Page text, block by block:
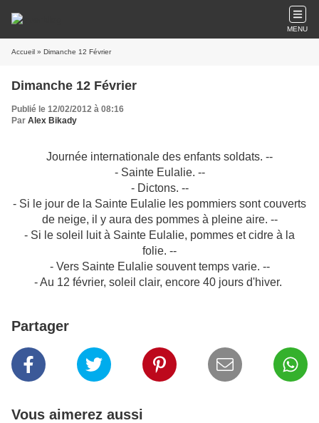
MENU
Accueil » Dimanche 12 Février
Dimanche 12 Février
Publié le 12/02/2012 à 08:16
Par Alex Bikady
Journée internationale des enfants soldats. --
- Sainte Eulalie. --
- Dictons. --
- Si le jour de la Sainte Eulalie les pommiers sont couverts
de neige, il y aura des pommes à pleine aire. --
- Si le soleil luit à Sainte Eulalie, pommes et cidre à la
folie. --
- Vers Sainte Eulalie souvent temps varie. --
- Au 12 février, soleil clair, encore 40 jours d'hiver.
Partager
Vous aimerez aussi